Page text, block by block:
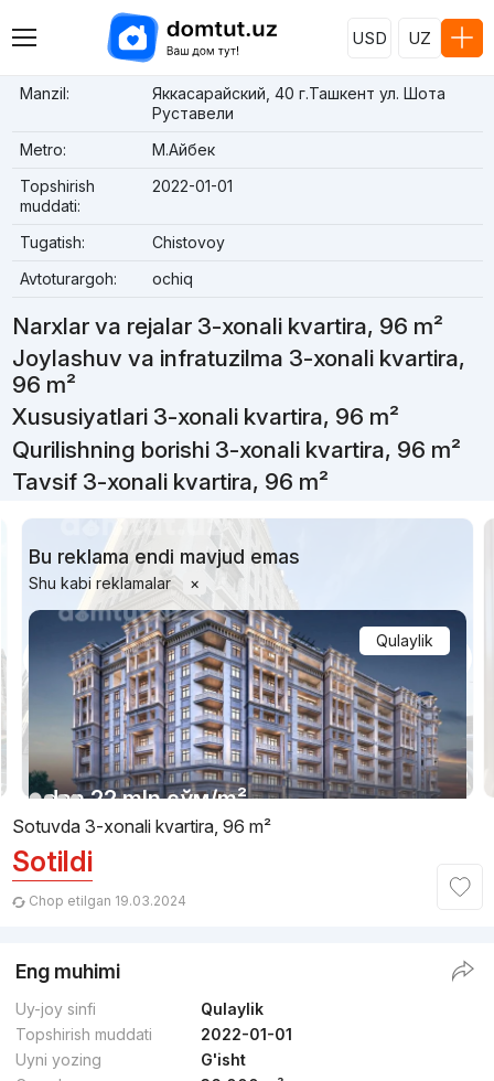
USD UZ
Manzil:
Яккасарайский, 40 г.Ташкент ул. Шота
Руставели
Metro:
М.Айбек
Topshirish
muddati:
2022-01-01
Tugatish:
Chistovoy
Avtoturargoh:
ochiq
Narxlar va rejalar 3-xonali kvartira, 96 m²
Joylashuv va infratuzilma 3-xonali kvartira,
96 m²
Xususiyatlari 3-xonali kvartira, 96 m²
Qurilishning borishi 3-xonali kvartira, 96 m²
Tavsif 3-xonali kvartira, 96 m²
Bu reklama endi mavjud emas
Shu kabi reklamalar ×
Qulaylik
dan22 mln сўм/m²
Topshirildi 2022
TJ «City Life»
1/16
Sotuvda 3-xonali kvartira, 96 m²
Sotildi
Chop etilgan 19.03.2024
Eng muhimi
Uy-joy sinfi
Qulaylik
Topshirish muddati
2022-01-01
Uyni yozing
G'isht